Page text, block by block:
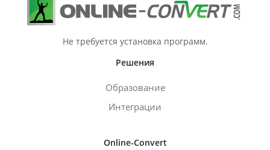
Не требуется установка программ.
Решения
Образование
Интеграции
Online-Convert